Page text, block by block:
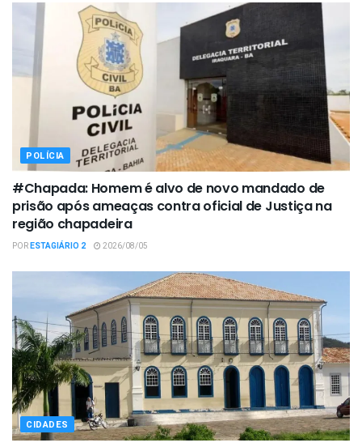
POLÍCIA
#Chapada: Homem é alvo de novo mandado de
prisão após ameaças contra oficial de Justiça na
região chapadeira
PORESTAGIÁRIO 2 2026/08/05
CIDADES